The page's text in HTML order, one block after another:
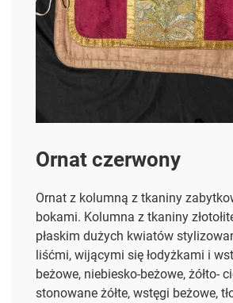
Ornat czerwony
Ornat z kolumną z tkaniny
bokami. Kolumna z tkaniny
płaskim dużych kwiatów
liśćmi, wijącymi się łodyżkami i
beżowe, niebiesko-beżowe, żółto-
stonowane żółte, wstęgi beżowe,